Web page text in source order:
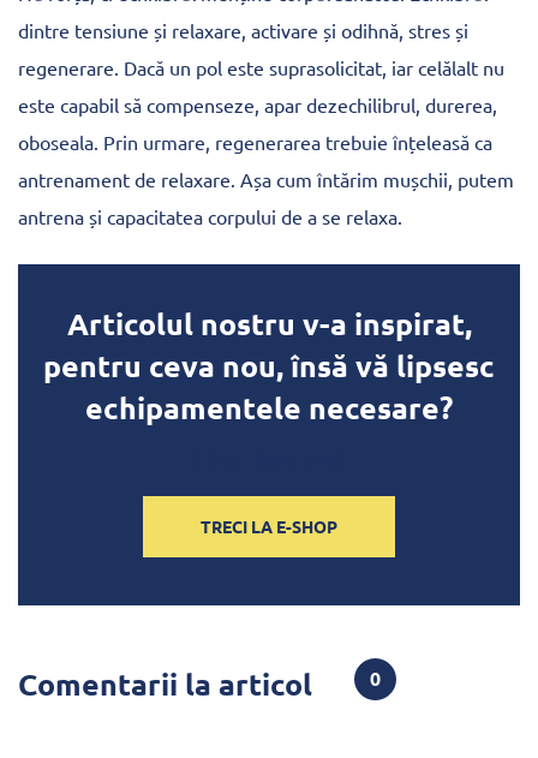
dintre tensiune și relaxare, activare și odihnă, stres și
regenerare. Dacă un pol este suprasolicitat, iar celălalt nu
este capabil să compenseze, apar dezechilibrul, durerea,
oboseala. Prin urmare, regenerarea trebuie înțeleasă ca
antrenament de relaxare. Așa cum întărim mușchii, putem
antrena și capacitatea corpului de a se relaxa.
Articolul nostru v-a inspirat,
pentru ceva nou, însă vă lipsesc
echipamentele necesare?
TRECI LA E-SHOP
Comentarii la articol 0